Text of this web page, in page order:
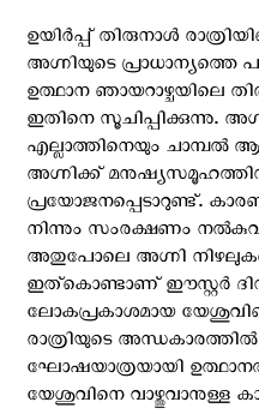
ഉയിര്‍പ്പ് തിരുനാള്‍
അഗ്നിയുടെ പ്രാധാന്യത്തെ
ഉത്ഥാന ഞായറാഴ്ചയിലെ
ഇതിനെ സൂചിപ്പിക്കുന്നു.
എല്ലാത്തിനെയും ചാമ്പൽ
അഗ്നിക്ക്
പ്രയോജനപ്പെടാറുണ്ട്.
നിന്നും സംരക്ഷണം
അതുപോലെ അഗ്നി
ഇത്കൊണ്ടാണ് ഈസ്റ്റര്‍
ലോകപ്രകാശമായ
രാത്രിയുടെ അന്ധകാരത്തില്‍
ഘോഷയാത്രയായി
യേശുവിനെ വാഴ്ത്തുവാനുള്ള